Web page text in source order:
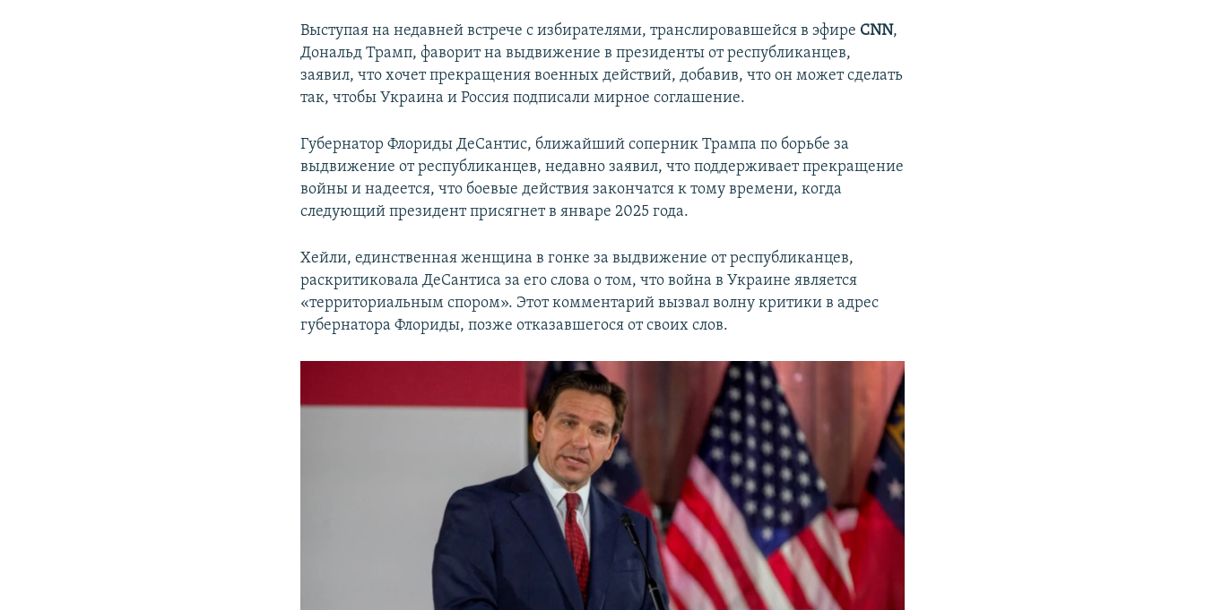
Выступая на недавней встрече с избирателями, транслировавшейся в эфире CNN,
Дональд Трамп, фаворит на выдвижение в президенты от республиканцев,
заявил, что хочет прекращения военных действий, добавив, что он может сделать
так, чтобы Украина и Россия подписали мирное соглашение.
Губернатор Флориды ДеСантис, ближайший соперник Трампа по борьбе за
выдвижение от республиканцев, недавно заявил, что поддерживает прекращение
войны и надеется, что боевые действия закончатся к тому времени, когда
следующий президент присягнет в январе 2025 года.
Хейли, единственная женщина в гонке за выдвижение от республиканцев,
раскритиковала ДеСантиса за его слова о том, что война в Украине является
«территориальным спором». Этот комментарий вызвал волну критики в адрес
губернатора Флориды, позже отказавшегося от своих слов.